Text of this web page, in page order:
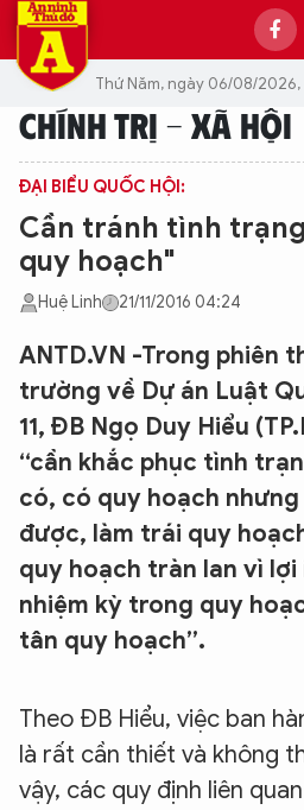
Thứ Năm, ngày 06/08/2026,
CHÍNH TRỊ - XÃ HỘI
ĐẠI BIỂU QUỐC HỘI:
Cần tránh tình
quy hoạch"
Huệ Linh 21/11/2016 04:24
ANTD.VN -Trong phiên
trường về Dự án Luật
11, ĐB Ngọ Duy Hiểu
“cần khắc phục tình
có, có quy hoạch
được, làm trái quy
quy hoạch tràn lan vì
nhiệm kỳ trong quy
tân quy hoạch”.
Theo ĐB Hiểu, việc ban
là rất cần thiết và không
vậy, các quy định liên